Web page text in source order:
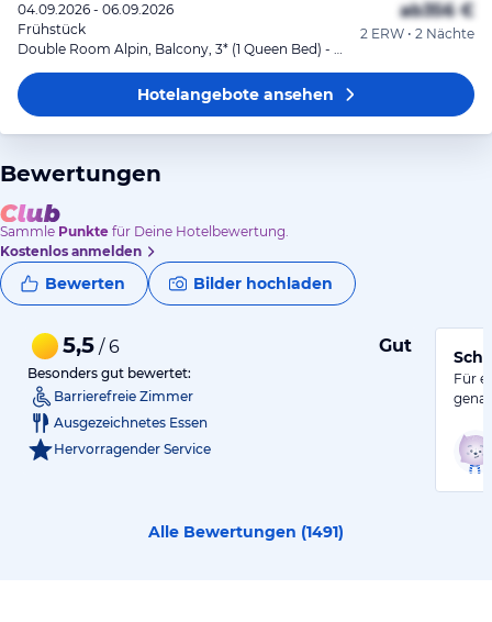
04.09.2026 - 06.09.2026
Frühstück
Double Room Alpin, Balcony, 3* (1 Queen Bed) - Package Rate
ab356 €
2 ERW • 2 Nächte
Hotelangeboteansehen
Bewertungen
Sammle Punkte für Deine Hotelbewertung.
Kostenlos anmelden
Bewerten Bilder hochladen
5,5 / 6 Gut
Besonders gut bewertet:
Barrierefreie Zimmer
Ausgezeichnetes Essen
Hervorragender Service
Für
Alle Bewertungen (1491)